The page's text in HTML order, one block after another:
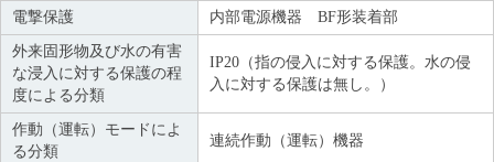
電撃保護 内部電源機器 BF形装着部
外来固形物及び水の有害
な浸入に対する保護の程
度による分類
IP20（指の侵入に対する保護。水の侵
入に対する保護は無し。）
作動（運転）モードによ
る分類
連続作動（運転）機器